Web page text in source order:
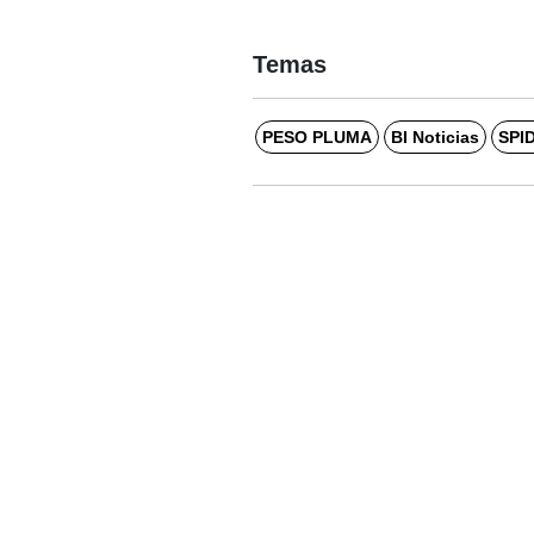
Temas
PESO PLUMA BI Noticias